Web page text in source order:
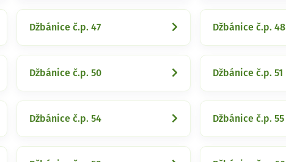
Džbánice č.p. 47 Džbánice č.p. 48
Džbánice č.p. 50 Džbánice č.p. 51
Džbánice č.p. 54 Džbánice č.p. 55